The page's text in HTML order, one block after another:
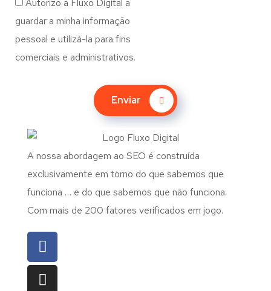
guardar a minha informação
pessoal e utilizá-la para fins
comerciais e administrativos.
Enviar
A nossa abordagem ao SEO é construída
exclusivamente em torno do que sabemos que
funciona … e do que sabemos que não funciona.
Com mais de 200 fatores verificados em jogo.